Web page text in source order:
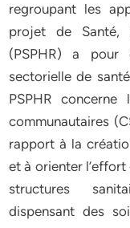
regroupant les
projet de Santé,
(PSPHR) a
sectorielle de
PSPHR
communautaires
rapport à la
et à orienter
structures
dispensant des